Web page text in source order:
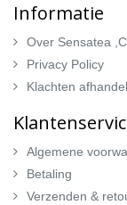
Informatie
Over Sensatea
Privacy Policy
Klachten
Algemene
Betaling
Verzenden &